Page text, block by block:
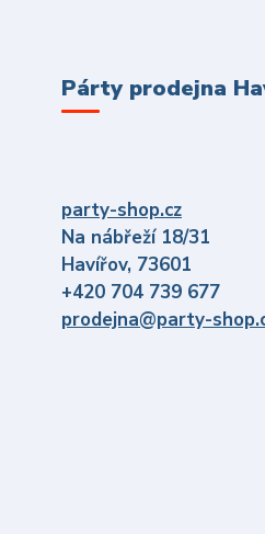
Párty prodejna
party-shop.cz
Na nábřeží 18/31
Havířov, 73601
+420 704 739 677
prodejna@party-